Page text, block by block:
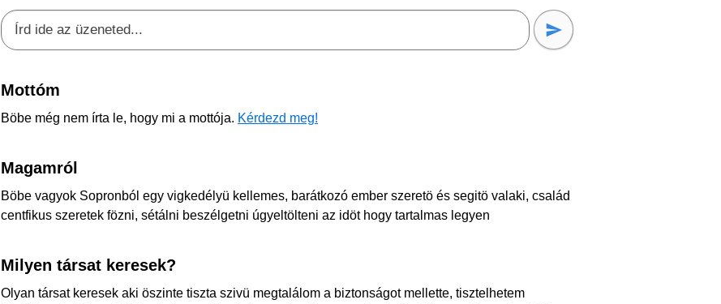
Mottóm
Böbe még nem írta le, hogy mi a mottója. Kérdezd meg!
Magamról
Böbe vagyok Sopronból egy vigkedélyü kellemes, barátkozó ember szeretö és segitö valaki, család
centfikus szeretek fözni, sétálni beszélgetni úgyeltölteni az idöt hogy tartalmas legyen
Milyen társat keresek?
Olyan társat keresek aki öszinte tiszta szivü megtalálom a biztonságot mellette, tisztelhetem